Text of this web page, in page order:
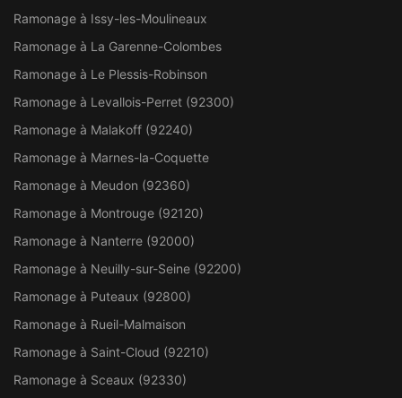
Ramonage à Issy-les-Moulineaux
Ramonage à La Garenne-Colombes
Ramonage à Le Plessis-Robinson
Ramonage à Levallois-Perret (92300)
Ramonage à Malakoff (92240)
Ramonage à Marnes-la-Coquette
Ramonage à Meudon (92360)
Ramonage à Montrouge (92120)
Ramonage à Nanterre (92000)
Ramonage à Neuilly-sur-Seine (92200)
Ramonage à Puteaux (92800)
Ramonage à Rueil-Malmaison
Ramonage à Saint-Cloud (92210)
Ramonage à Sceaux (92330)